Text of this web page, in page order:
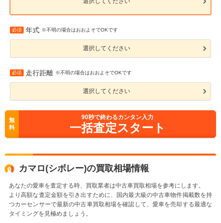
必須 年式 ※不明の場合はおおよそでOKです
選択してください
必須 走行距離 ※不明の場合はおおよそでOKです
選択してください
無
料
90秒で終わるカンタン入力
一括査定スタート
カマロ(シボレー)の買取相場情報
あなたの愛車を査定する時、買取業者は中古車買取相場を参考にします。
より高額な査定金額を引き出すために、国内最大級の中古車物件掲載数を持
つカーセンサーで最新の中古車買取相場を確認して、愛車を売却する最適な
タイミングを見極めましょう。